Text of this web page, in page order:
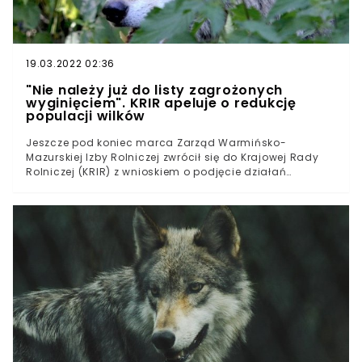
Wiemy, że bracia Virusa zostali zagryzieni przez te
drapieżniki pół roku wcześniej. Zapraszamy do
obejrzenia naszego najnowszego materiału wideo:
19.03.2022 02:36
"Nie należy już do listy zagrożonych
wyginięciem". KRIR apeluje o redukcję
populacji wilków
Jeszcze pod koniec marca Zarząd Warmińsko-
Mazurskiej Izby Rolniczej zwrócił się do Krajowej Rady
Rolniczej (KRIR) z wnioskiem o podjęcie działań
wniosek do Ministra Środowiska w sprawie
"konieczności zmiany prawa polegającej na
dopuszczeniu działań umożliwiających zmniejszenie
liczebności populacji wilka". Jak wskazywała
Warmińsko-Mazurska Izba Rolnicza zarówno rolnicy,
leśnicy, jak i przedstawiciele kół łowieckich zwracali
uwagę na to, że w ostatnim czasie znacząco wzrosła
liczba wilków w regionie. Obecnie są częściej spotykane
w lasach. Co więcej, jak wskazano w piśmie, ofiarami
wilków coraz częściej padają psy utrzymywane w